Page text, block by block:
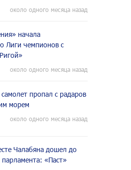
около одного месяца назад
начала
Лиги чемпионов с
около одного месяца назад
самолет пропал с радаров
морем
около одного месяца назад
Чалабяна дошел до
парламента: «Паст»